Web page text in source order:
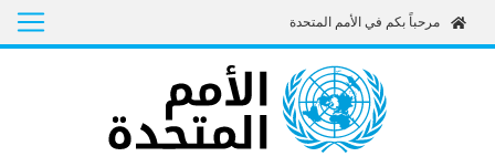
main
content
مرحباً بكم في الأمم المتحدة